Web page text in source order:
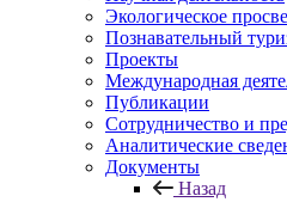
Экологическое
Познавательный
Проекты
Международная
Публикации
Сотрудничество и
Аналитические
Документы
Назад